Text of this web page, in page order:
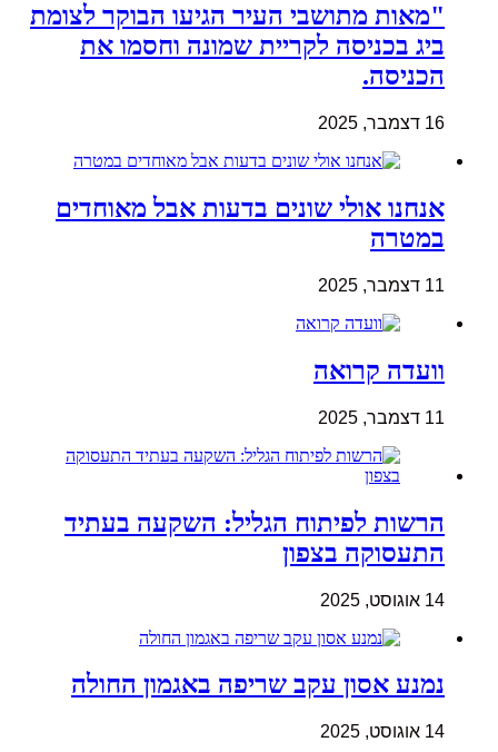
"מאות מתושבי העיר הגיעו הבוקר לצומת
ביג בכניסה לקריית שמונה וחסמו את
הכניסה.
16 דצמבר, 2025
אנחנו אולי שונים בדעות אבל מאוחדים
במטרה
11 דצמבר, 2025
וועדה קרואה
11 דצמבר, 2025
הרשות לפיתוח הגליל: השקעה בעתיד
התעסוקה בצפון
14 אוגוסט, 2025
נמנע אסון עקב שריפה באגמון החולה
14 אוגוסט, 2025